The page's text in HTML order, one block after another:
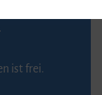
ist frei.